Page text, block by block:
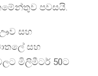
පවසයි.
ඌව සහ
සහ
මිලිමීටර් 50ට